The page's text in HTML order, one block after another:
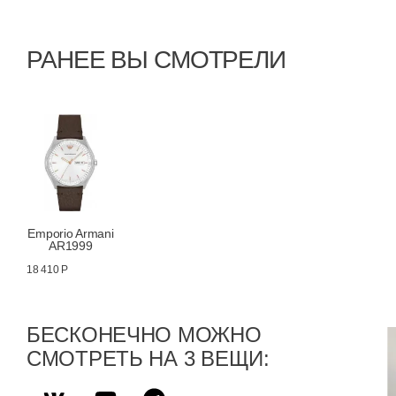
РАНЕЕ ВЫ СМОТРЕЛИ
Emporio Armani
AR1999
18 410 Р
БЕСКОНЕЧНО МОЖНО
СМОТРЕТЬ НА 3 ВЕЩИ: